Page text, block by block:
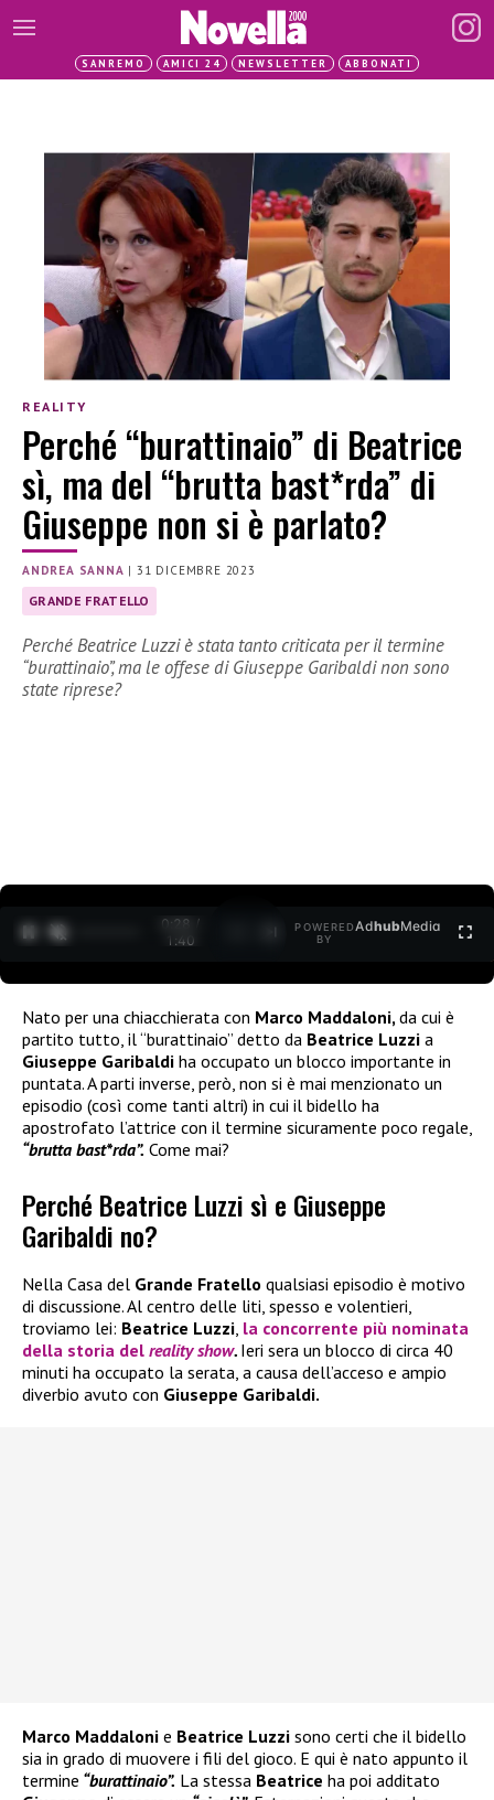
SANREMO AMICI 24 NEWSLETTER ABBONATI
REALITY
Perché “burattinaio” di Beatrice
sì, ma del “brutta bast*rda” di
Giuseppe non si è parlato?
ANDREA SANNA |31 DICEMBRE 2023
GRANDE FRATELLO
Perché Beatrice Luzzi è stata tanto criticata per il termine
“burattinaio”, ma le offese di Giuseppe Garibaldi non sono
state riprese?
0:29 /
1:40
POWERED
BY
AdhubMedia
Nato per una chiacchierata con Marco Maddaloni, da cui è
partito tutto, il “burattinaio” detto da Beatrice Luzzi a
Giuseppe Garibaldi ha occupato un blocco importante in
puntata. A parti inverse, però, non si è mai menzionato un
episodio (così come tanti altri) in cui il bidello ha
apostrofato l’attrice con il termine sicuramente poco regale,
“brutta bast*rda”. Come mai?
Perché Beatrice Luzzi sì e Giuseppe
Garibaldi no?
Nella Casa del Grande Fratello qualsiasi episodio è motivo
di discussione. Al centro delle liti, spesso e volentieri,
troviamo lei: Beatrice Luzzi, la concorrente più nominata
della storia del reality show. Ieri sera un blocco di circa 40
minuti ha occupato la serata, a causa dell’acceso e ampio
diverbio avuto con Giuseppe Garibaldi.
Marco Maddaloni e Beatrice Luzzi sono certi che il bidello
sia in grado di muovere i fili del gioco. E qui è nato appunto il
termine “burattinaio”. La stessa Beatrice ha poi additato